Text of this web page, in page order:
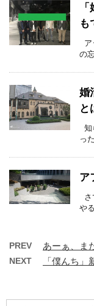
も
ア
の
婚
と
知
っ
ア
さ
や
PREV あーぁ、ま
NEXT 「僕んち」